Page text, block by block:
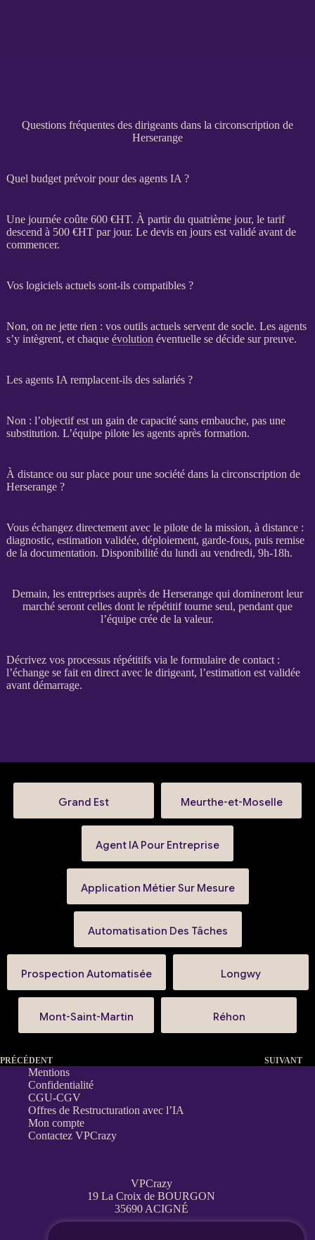
Questions fréquentes des dirigeants dans la circonscription de
Herserange
Quel budget prévoir pour des agents IA ?
Une journée coûte 600 €HT. À partir du quatrième jour, le tarif
descend à 500 €HTpar jour. Le devisen jours est validé avant de
commencer.
Vos logiciels actuels sont-ils compatibles ?
Non, on ne jette rien : vos outils actuels servent de socle. Les agents
s’y intègrent, et chaque évolution éventuelle se décide sur preuve.
Les agents IA remplacent-ils des salariés ?
Non : l’objectif est un gain de capacité sans embauche, pas une
substitution. L’équipe pilote les agentsaprès formation.
À distance ou sur place pour une société dans la circonscription de
Herserange ?
Vous échangez directement avec le pilote de la mission, à distance :
diagnostic, estimation validée, déploiement, garde-fous, puis remise
de la documentation. Disponibilité du lundi au vendredi, 9h-18h.
Demain, les entreprises auprès de Herserange qui domineront leur
marché seront celles dont le répétitif tourne seul, pendant que
l’équipe crée de la valeur.
Décrivez vos processusrépétitifs via le formulaire de contact:
l’échange se fait en direct avec le dirigeant, l’estimation est validée
avant démarrage.
Grand Est Meurthe-et-Moselle
Agent IA Pour Entreprise
Application Métier Sur Mesure
Automatisation Des Tâches
Prospection Automatisée Longwy
Mont-Saint-Martin Réhon
PRÉCÉDENT SUIVANT
Mentions
Confidentialité
CGU-CGV
Offres de Restructuration avec l’IA
Mon compte
Contactez VPCrazy
VPCrazy
19 La Croix de BOURGON
35690 ACIGNÉ